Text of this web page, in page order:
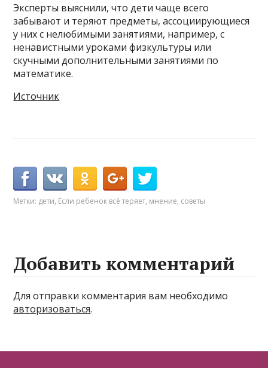
Эксперты выяснили, что дети чаще всего
забывают и теряют предметы, ассоциирующиеся
у них с нелюбимыми занятиями, например, с
ненавистными уроками физкультуры или
скучными дополнительными занятиями по
математике.
Источник
Метки: дети, Если ребенок всё теряет, мнение, советы
Добавить комментарий
Для отправки комментария вам необходимо
авторизоваться.